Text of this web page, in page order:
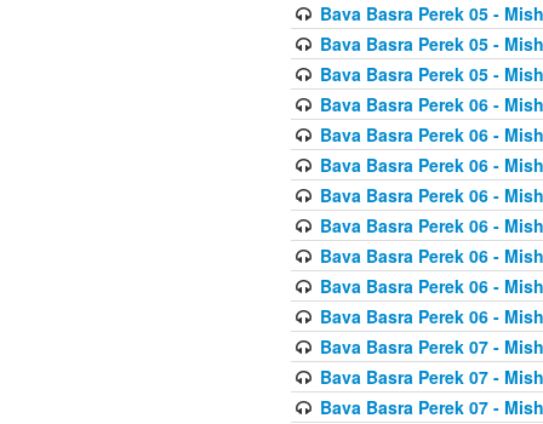
Bava Basra Perek 05 -
Bava Basra Perek 05 -
Bava Basra Perek 05 -
Bava Basra Perek 06 -
Bava Basra Perek 06 -
Bava Basra Perek 06 -
Bava Basra Perek 06 -
Bava Basra Perek 06 -
Bava Basra Perek 06 -
Bava Basra Perek 06 -
Bava Basra Perek 06 -
Bava Basra Perek 07 -
Bava Basra Perek 07 -
Bava Basra Perek 07 -